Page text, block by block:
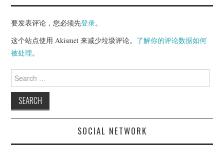
要发表评论，您必须先登录。
这个站点使用 Akismet 来减少垃圾评论。 了解你的评论数据如何
被处理。
Search
for:
SOCIAL NETWORK